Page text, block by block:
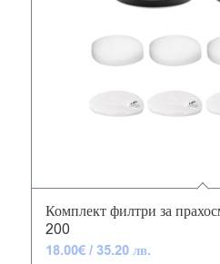
Комплект филтри за
200
18.00€/ 35.20 лв.